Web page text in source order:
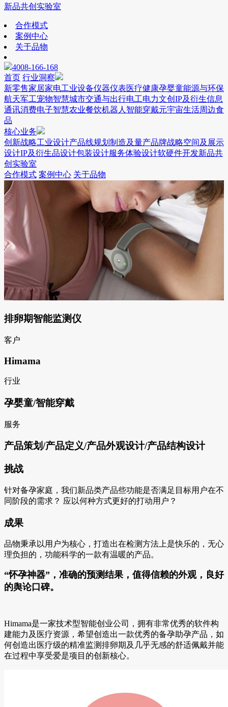
新品共创实验室
合作模式
案例中心
关于品物
4008-166-168
首页 行业洞察
新零售家居家电工业设备仪器仪表医疗健康孕婴童能源与环保
航天军工宠物智慧城市交通与出行电工电力文创IP及衍生信息
通讯消费电子智慧农业餐饮机器人 智能穿戴元宇宙生活周边食
品
核心业务
创新战略工业设计产品线规划 制造及量产品牌战略空间及展示
设计IP及衍生品设计包装设计服务体验设计软硬件开发新品共
创实验室
合作模式 案例中心 关于品物
排卵期智能监测仪
客户
Himama
行业
孕婴童/智能穿戴
服务
产品策划/产品定义/产品外观设计/产品结构设计
挑战
针对备孕家庭，我们新品类产品些功能是否满足目标用户在不
同阶段的需求？ 应以何种方式更好的打动用户？
成果
品物秉承以用户为核心，打造出在检测方法上是快乐的，无心
理负担的，功能科学的一款有温暖的产品。
“怀孕神器”，准确的预测结果，值得信赖的外观，良好
的舆论口碑。
Himama是一家技术型智能创业公司，拥有非常优秀的软件构
建能力及医疗资源，希望创造出一款优秀的备孕助孕产品，如
何创造出医疗级的精准监测排卵期及几乎无感的舒适佩戴并能
在过程中享受爱是项目的创新核心。